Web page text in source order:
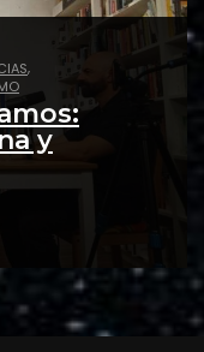
,
y